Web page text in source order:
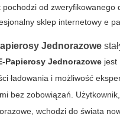
pochodzi od zweryfikowanego
sklep internetowy e
Jednorazowe
Papierosy Jednorazowe jest
ładowania i możliwość
bez zobowiązań.
, wchodzi do świata